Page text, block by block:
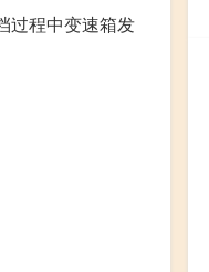
过程中变速箱发